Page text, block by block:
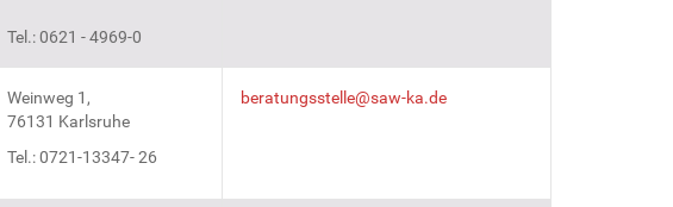
Tel.: 0621 - 4969-0
Weinweg 1,
76131 Karlsruhe
Tel.: 0721-13347- 26
beratungsstelle@saw-ka.de